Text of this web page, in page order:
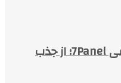
خدمات شبکه‌های اجتماعی 7Panel؛ از جذب